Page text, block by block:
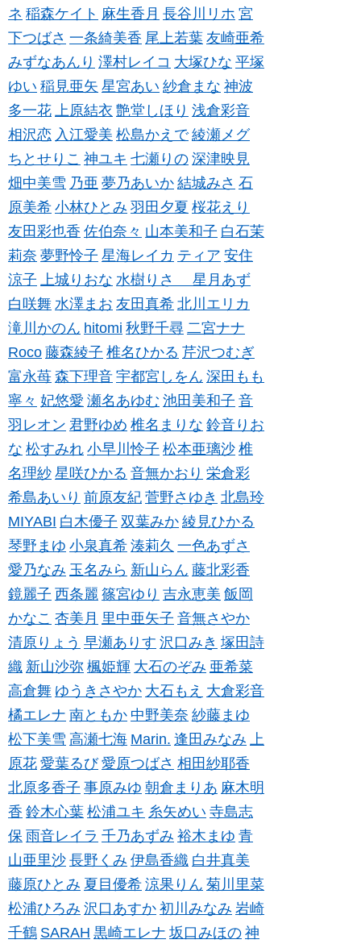
ネ 稲森ケイト 麻生香月 長谷川リホ 宮
下つばさ 一条綺美香 尾上若葉 友崎亜希
みずなあんり 澤村レイコ 大塚ひな 平塚
ゆい 稲見亜矢 星宮あい 紗倉まな 神波
多一花 上原結衣 艶堂しほり 浅倉彩音
相沢恋 入江愛美 松島かえで 綾瀬メグ
ちとせりこ 神ユキ 七瀬りの 深津映見
畑中美雪 乃亜 夢乃あいか 結城みさ 石
原美希 小林ひとみ 羽田夕夏 桜花えり
友田彩也香 佐伯奈々 山本美和子 白石茉
莉奈 夢野怜子 星海レイカ ティア 安住
涼子 上城りおな 水樹りさ 星月あず
白咲舞 水澤まお 友田真希 北川エリカ
滝川かのん hitomi 秋野千尋 二宮ナナ
Roco 藤森綾子 椎名ひかる 芹沢つむぎ
富永苺 森下理音 宇都宮しをん 深田もも
寧々 妃悠愛 瀬名あゆむ 池田美和子 音
羽レオン 君野ゆめ 椎名まりな 鈴音りお
な 松すみれ 小早川怜子 松本亜璃沙 椎
名理紗 星咲ひかる 音無かおり 栄倉彩
希島あいり 前原友紀 菅野さゆき 北島玲
MIYABI 白木優子 双葉みか 綾見ひかる
琴野まゆ 小泉真希 湊莉久 一色あずさ
愛乃なみ 玉名みら 新山らん 藤北彩香
鏡麗子 西条麗 篠宮ゆり 吉永恵美 飯岡
かなこ 杏美月 里中亜矢子 音無さやか
清原りょう 早瀬ありす 沢口みき 塚田詩
織 新山沙弥 楓姫輝 大石のぞみ 亜希菜
高倉舞 ゆうきさやか 大石もえ 大倉彩音
橘エレナ 南ともか 中野美奈 紗藤まゆ
松下美雪 高瀬七海 Marin. 逢田みなみ 上
原花 愛葉るび 愛原つばさ 相田紗耶香
北原多香子 事原みゆ 朝倉まりあ 麻木明
香 鈴木心葉 松浦ユキ 糸矢めい 寺島志
保 雨音レイラ 千乃あずみ 裕木まゆ 青
山亜里沙 長野くみ 伊島香織 白井真美
藤原ひとみ 夏目優希 涼果りん 菊川里菜
松浦ひろみ 沢口あすか 初川みなみ 岩崎
千鶴 SARAH 黒崎エレナ 坂口みほの 神